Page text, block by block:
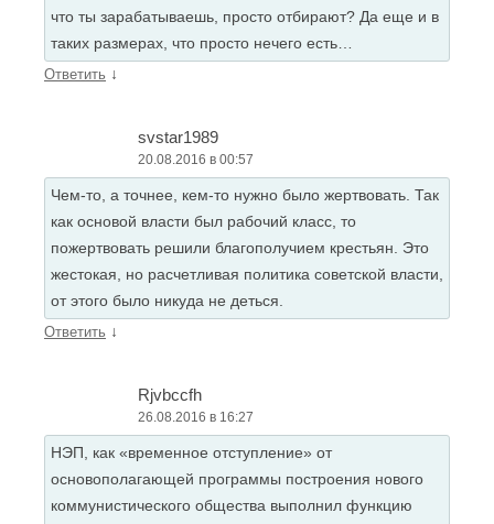
что ты зарабатываешь, просто отбирают? Да еще и в
таких размерах, что просто нечего есть…
Ответить ↓
svstar1989
20.08.2016 в 00:57
Чем-то, а точнее, кем-то нужно было жертвовать. Так
как основой власти был рабочий класс, то
пожертвовать решили благополучием крестьян. Это
жестокая, но расчетливая политика советской власти,
от этого было никуда не деться.
Ответить ↓
Rjvbccfh
26.08.2016 в 16:27
НЭП, как «временное отступление» от
основополагающей программы построения нового
коммунистического общества выполнил функцию